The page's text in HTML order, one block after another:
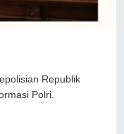
Republik
Polri.